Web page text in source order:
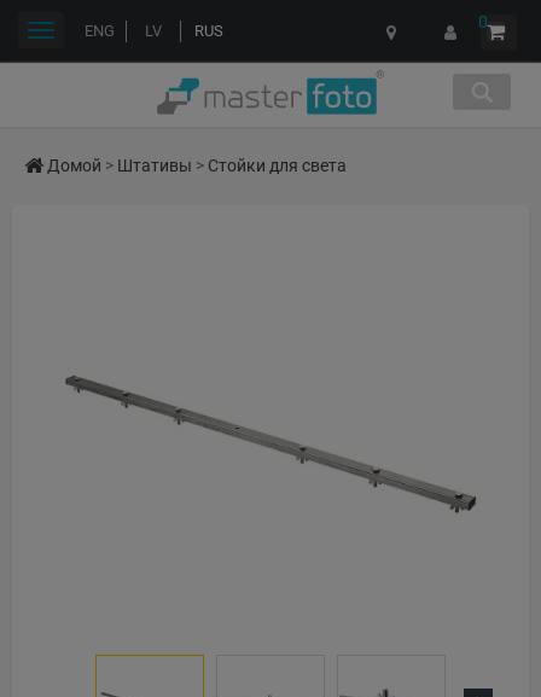
ENG LV RUS 0
Переключить
Домой > Штативы > Стойки для света